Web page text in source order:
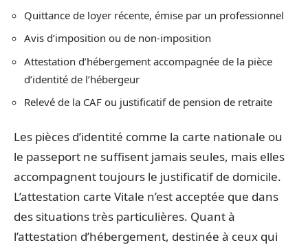
Quittance de loyer récente, émise par un professionnel
Avis d’imposition ou de non-imposition
Attestation d’hébergement accompagnée de la pièce
d’identité de l’hébergeur
Relevé de la CAF ou justificatif de pension de retraite
Les pièces d’identité comme la carte nationale ou
le passeport ne suffisent jamais seules, mais elles
accompagnent toujours le justificatif de domicile.
L’attestation carte Vitale n’est acceptée que dans
des situations très particulières. Quant à
l’attestation d’hébergement, destinée à ceux qui